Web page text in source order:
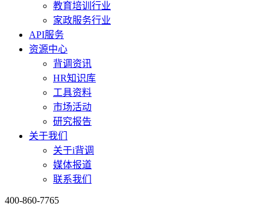
教育培训行业
家政服务行业
API服务
资源中心
背调资讯
HR知识库
工具资料
市场活动
研究报告
关于我们
关于i背调
媒体报道
联系我们
400-860-7765